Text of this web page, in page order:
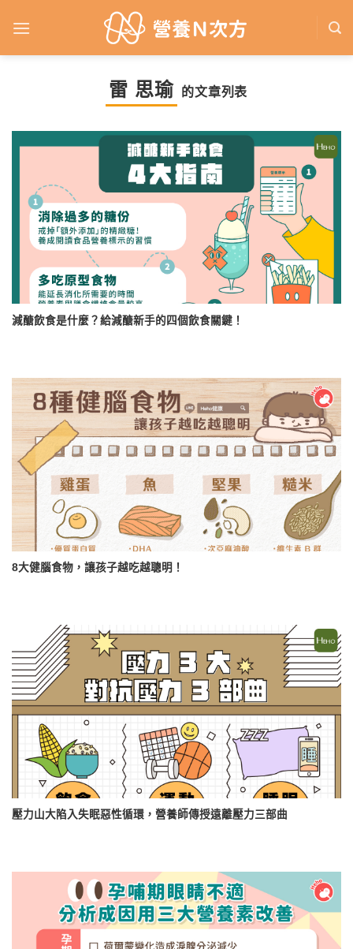
雷 思瑜 的文章列表
減醣飲食是什麼？給減醣新手的四個飲食關鍵！
8大健腦食物，讓孩子越吃越聰明！
壓力山大陷入失眠惡性循環，營養師傳授遠離壓力三部曲